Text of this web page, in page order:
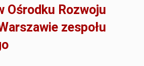
Ośrodku Rozwoju
zespołu